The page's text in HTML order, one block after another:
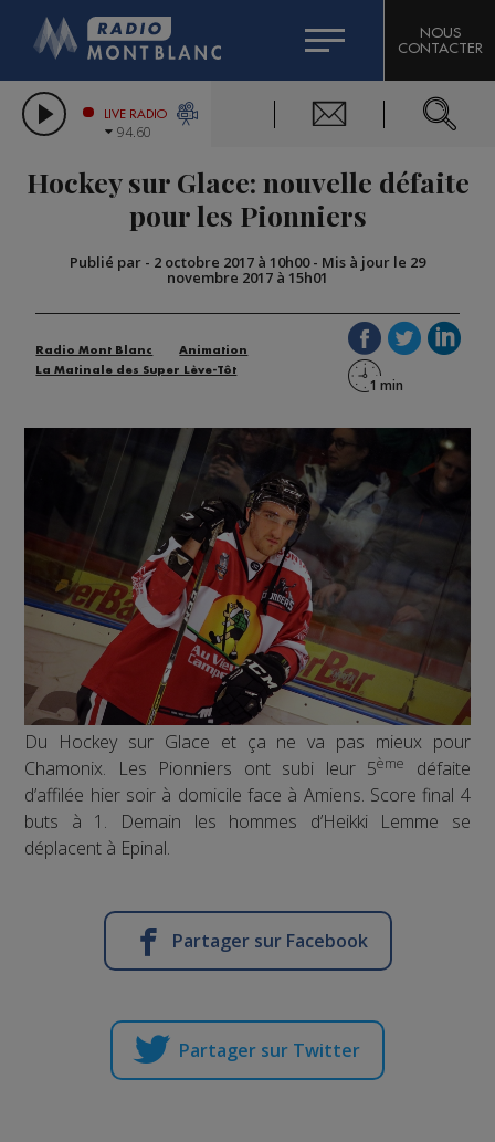
LES CHRONIQUES DE L'EXPERT
CITIZEN MACHINERY
GRAND MASSIF DOMAINES SKIABLES
BIGARD
COMPAGNIE DU MONT-BLANC
NOUS
CONTACTER
LIVE RADIO
94.60
Hockey sur Glace: nouvelle défaite
pour les Pionniers
Publié par - 2 octobre 2017 à 10h00- Mis à jour le 29
novembre 2017 à 15h01
Radio Mont Blanc
Animation
La Matinale des Super Lève-Tôt
Du Hockey sur Glace et ça ne va pas mieux pour
Chamonix. Les Pionniers ont subi leur 5ème
défaite
d’affilée hier soir à domicile face à Amiens. Score final 4
buts à 1. Demain les hommes d’Heikki Lemme se
déplacent à Epinal.
Partager sur Facebook
Partager sur Twitter